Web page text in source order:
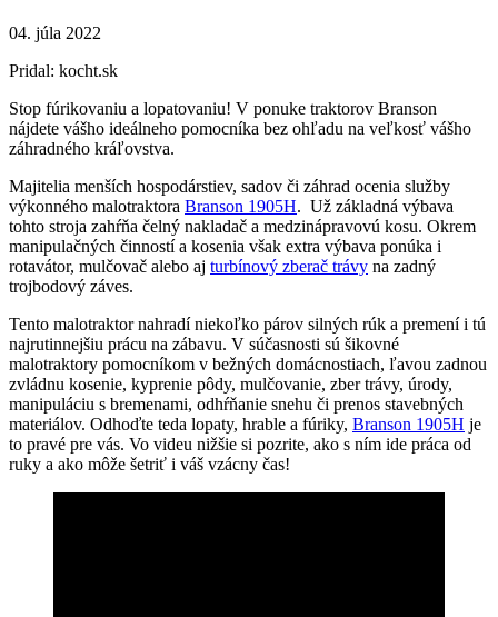
04. júla 2022
Pridal: kocht.sk
Stop fúrikovaniu a lopatovaniu! V ponuke traktorov Branson
nájdete vášho ideálneho pomocníka bez ohľadu na veľkosť vášho
záhradného kráľovstva.
Majitelia menších hospodárstiev, sadov či záhrad ocenia služby
výkonného malotraktora Branson 1905H. Už základná výbava
tohto stroja zahŕňa čelný nakladač a medzinápravovú kosu. Okrem
manipulačných činností a kosenia však extra výbava ponúka i
rotavátor, mulčovač alebo aj turbínový zberač trávy na zadný
trojbodový záves.
Tento malotraktor nahradí niekoľko párov silných rúk a premení i tú
najrutinnejšiu prácu na zábavu. V súčasnosti sú šikovné
malotraktory pomocníkom v bežných domácnostiach, ľavou zadnou
zvládnu kosenie, kyprenie pôdy, mulčovanie, zber trávy, úrody,
manipuláciu s bremenami, odhŕňanie snehu či prenos stavebných
materiálov. Odhoďte teda lopaty, hrable a fúriky, Branson 1905H je
to pravé pre vás. Vo videu nižšie si pozrite, ako s ním ide práca od
ruky a ako môže šetriť i váš vzácny čas!